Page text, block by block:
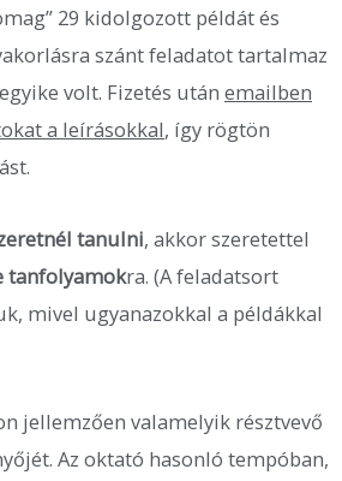
29 kidolgozott példát és
szánt feladatot tartalmaz
volt. Fizetés után emailben
a leírásokkal, így rögtön
tanulni, akkor szeretettel
tanfolyamokra. (A feladatsort
mivel ugyanazokkal a példákkal
jellemzően valamelyik résztvevő
Az oktató hasonló tempóban,